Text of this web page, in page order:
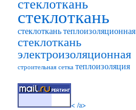
стеклоткань
стеклоткань теплоизоляционная
стеклоткань
электроизоляционная
строительная сетка теплоизоляция
< /a>